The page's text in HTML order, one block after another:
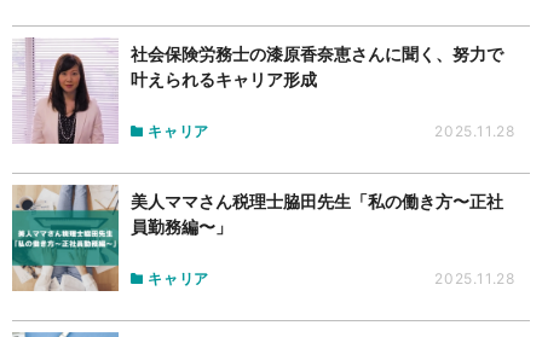
社会保険労務士の漆原香奈恵さんに聞く、努力で
叶えられるキャリア形成
キャリア 2025.11.28
美人ママさん税理士脇田先生「私の働き方〜正社
員勤務編〜」
キャリア 2025.11.28